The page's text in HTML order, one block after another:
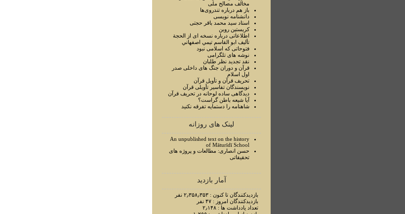
مخالف مصالح ملی
باز هم درباره تندروی‌ها
دانشنامه نویسی
استاد سيد محمد باقر حجتی
کریستین روبن
اطلاعاتی درباره نسخه ای از الحجة
تأليف ابو القاسم تيمي اصفهاني
فتوحاتی که اسلامی نبود
نوشه های تلگرامی
نقد تجدید نظر طلبان
قرآن و دوران جنگ های داخلی صدر
اول اسلام
تحريف قرآن و تأويل قرآن
نويسندگان تفاسير تأويلی قرآن
ديدگاهی ساده لوحانه در تحريف قرآن
آيا شيعه باطن گراست؟
شاهنامه را دستمايه تفرقه نکنيد
لینک های روزانه
An unpublished text on the history
of Māturīdī School
حسن انصاری: مطالعات و پروژه های
تحقیقاتی
آمار بازدید
بازدیدکنندگان تا کنون : ۲٫۳۵۸٫۳۵۳ نفر
بازدیدکنندگان امروز : ۴۷ نفر
تعداد یادداشت ها : ۲٫۱۴۸